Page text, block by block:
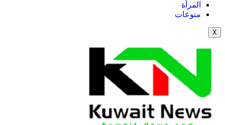
المرأة
منوعات
X
NE
News Elementor